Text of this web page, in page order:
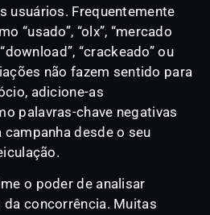
usuários. Frequentemente
“usado”, “olx”, “mercado
“crackeado” ou
não fazem sentido para
adicione-as
palavras-chave negativas
desde o seu
o poder de analisar
concorrência. Muitas